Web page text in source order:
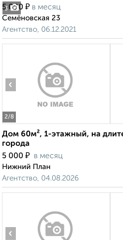
3
5 000 ₽ в месяц
Семёновская 23
Агентство, 06.12.2021
2/8
‹
Дом 60м², 1-этажный, на
города
5 000 ₽ в месяц
Нижний План
Агентство, 04.08.2026
‹